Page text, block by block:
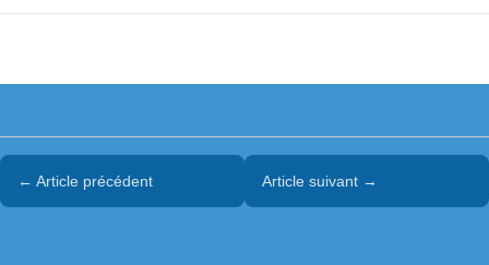
← Article précédent Article suivant →